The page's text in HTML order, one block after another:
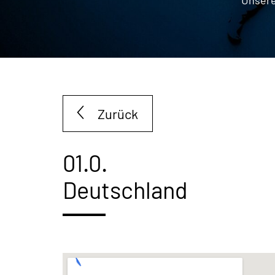
Zurück
01.0.
Deutschland